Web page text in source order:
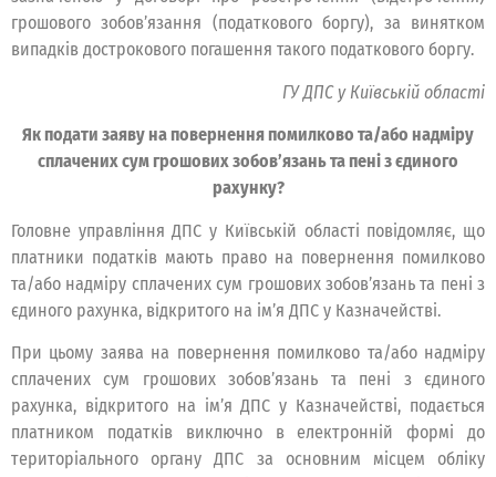
грошового зобов’язання (податкового боргу), за винятком
випадків дострокового погашення такого податкового боргу.
ГУ ДПС у Київській області
Як подати заяву на повернення помилково та/або надміру
сплачених сум грошових зобов’язань та пені з єдиного
рахунку?
Головне управління ДПС у Київській області повідомляє, що
платники податків мають право на повернення помилково
та/або надміру сплачених сум грошових зобов’язань та пені з
єдиного рахунка, відкритого на ім’я ДПС у Казначействі.
При цьому заява на повернення помилково та/або надміру
сплачених сум грошових зобов’язань та пені з єдиного
рахунка, відкритого на ім’я ДПС у Казначействі, подається
платником податків виключно в електронній формі до
територіального органу ДПС за основним місцем обліку